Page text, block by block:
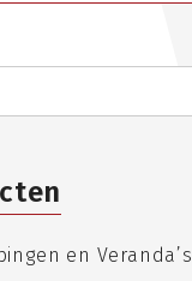
en Veranda’s